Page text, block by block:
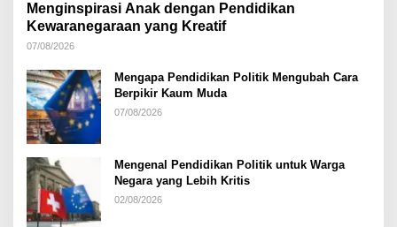
Menginspirasi Anak dengan Pendidikan
Kewaranegaraan yang Kreatif
07/08/2026
Mengapa Pendidikan Politik Mengubah Cara
Berpikir Kaum Muda
07/08/2026
Mengenal Pendidikan Politik untuk Warga
Negara yang Lebih Kritis
02/08/2026